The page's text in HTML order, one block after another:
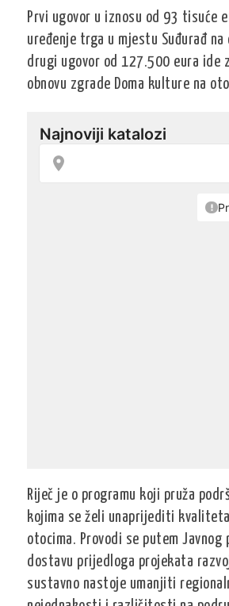
Prvi ugovor u iznosu od 93 tisuće
uređenje trga u mjestu Suđurađ
drugi ugovor od 127.500 eura ide
obnovu zgrade Doma kulture na
Riječ je o programu koji pruža
kojima se želi unaprijediti
otocima. Provodi se putem Javnog
dostavu prijedloga projekata
sustavno nastoje umanjiti